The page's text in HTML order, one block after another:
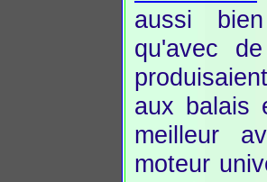
aussi
qu'avec
aux balais
meilleur
moteur